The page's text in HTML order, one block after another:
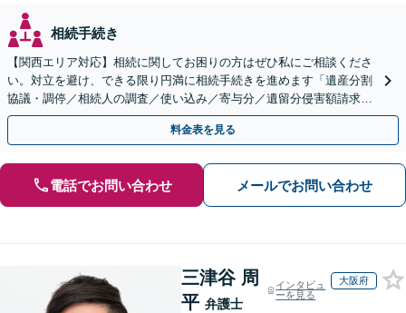
相続手続き
【関西エリア対応】相続に関してお困りの方はぜひ私にご相談くださ
い。対立を避け、できる限り円満に相続手続きを進めます「遺産分割
協議・調停／相続人の調査／使い込み／寄与分／遺留分侵害額請求／
相続放棄（借金の相続）／遺言書作成【休日・夜間相談可】
料金表を見る
電話でお問い合わせ メールでお問い合わせ
三津谷 周
平 弁護士
インタビュ
ーを見る
大阪府